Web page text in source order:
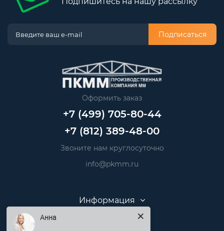
Подписаться
Оформить заказ
+7 (499) 705-80-44
+7 (812) 389-48-00
Звоните нам круглосуточно
info@pkmm.ru
Информация
Анна